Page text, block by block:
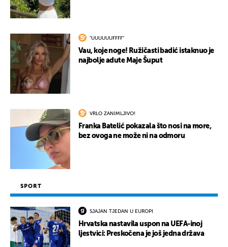
"UUUUUUFFFF"
Vau, koje noge! Ružičasti badić istaknuo je
najbolje adute Maje Šuput
VRLO ZANIMLJIVO!
Franka Batelić pokazala što nosi na more,
bez ovoga ne može ni na odmoru
SPORT
SJAJAN TJEDAN U EUROPI
Hrvatska nastavila uspon na UEFA-inoj
ljestvici: Preskočena je još jedna država